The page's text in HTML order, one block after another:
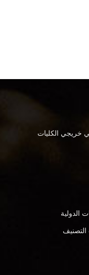
خريجي الكليات
الدولية